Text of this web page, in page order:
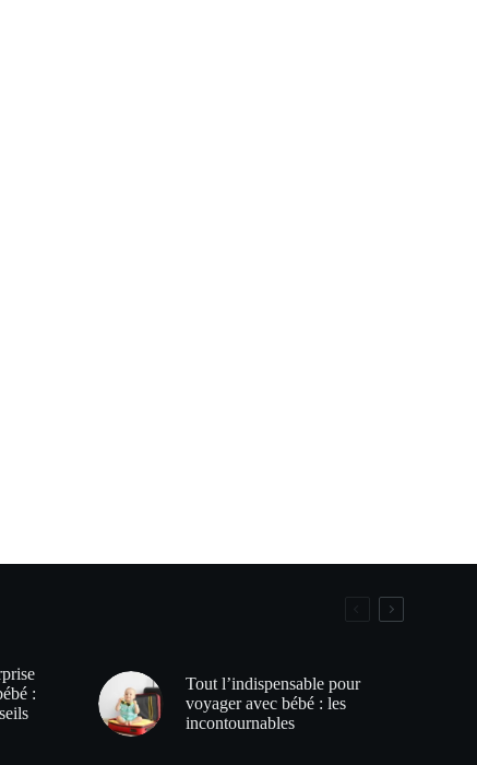
:
Tout l’indispensable pour
voyager avec bébé : les
incontournables